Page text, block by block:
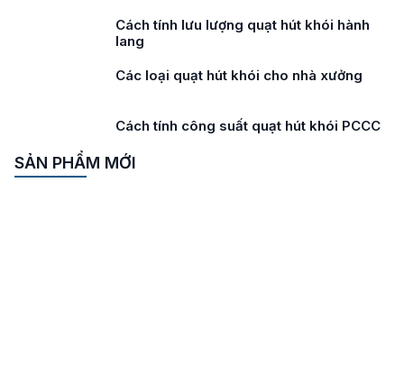
Cách tính lưu lượng quạt hút khói hành
lang
Các loại quạt hút khói cho nhà xưởng
Cách tính công suất quạt hút khói PCCC
SẢN PHẨM MỚI